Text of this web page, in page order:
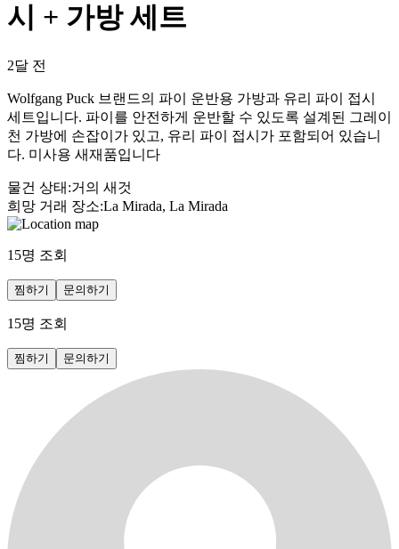
시 + 가방 세트
2달 전
Wolfgang Puck 브랜드의 파이 운반용 가방과 유리 파이 접시
세트입니다. 파이를 안전하게 운반할 수 있도록 설계된 그레이
천 가방에 손잡이가 있고, 유리 파이 접시가 포함되어 있습니
다. 미사용 새재품입니다
물건 상태 :거의 새것
희망 거래 장소:La Mirada, La Mirada
15명 조회
찜하기 문의하기
15명 조회
찜하기 문의하기